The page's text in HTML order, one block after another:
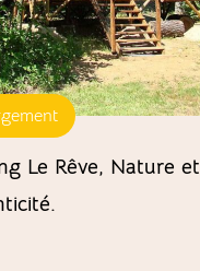
Le Rêve, Nature et